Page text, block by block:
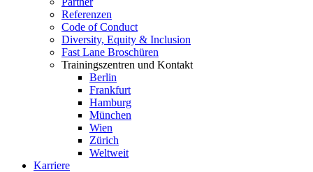
Referenzen
Code of Conduct
Diversity, Equity & Inclusion
Fast Lane Broschüren
Trainingszentren und Kontakt
Berlin
Frankfurt
Hamburg
München
Wien
Zürich
Weltweit
Karriere